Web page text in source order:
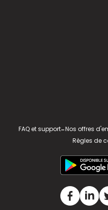
FAQ et support-Nos offres
Règles de